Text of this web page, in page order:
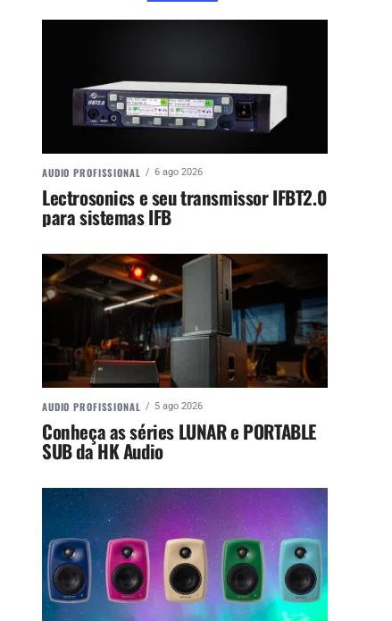
AUDIO PROFISSIONAL 6 ago 2026
Lectrosonics e seu transmissor IFBT2.0
para sistemas IFB
AUDIO PROFISSIONAL 5 ago 2026
Conheça as séries LUNAR e PORTABLE
SUB da HK Audio